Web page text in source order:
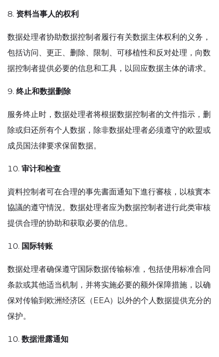
资料当事人的权利
数据处理者协助数据控制者履行有关数据主体权利的义务，
包括访问、更正、删除、限制、可移植性和反对处理，向数
据控制者提供必要的信息和工具，以回应数据主体的请求。
终止和数据删除
服务终止时，数据处理者将根据数据控制者的文件指示，删
除或归还所有个人数据，除非数据处理者必须遵守的欧盟或
成员国法律要求保留数据。
审计和检查
資料控制者可在合理的事先書面通知下進行審核，以核實本
協議的遵守情況。数据处理者应为数据控制者进行此类审核
提供合理的协助和获取必要的信息。
国际转账
数据处理者确保遵守国际数据传输标准，包括使用标准合同
条款或其他适当机制，并将实施必要的额外保障措施，以确
保对传输到欧洲经济区（EEA）以外的个人数据提供充分的
保护。
数据泄露通知